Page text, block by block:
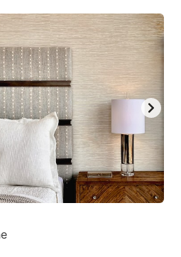
the
keyboard
shortcuts
for
changing
dates.